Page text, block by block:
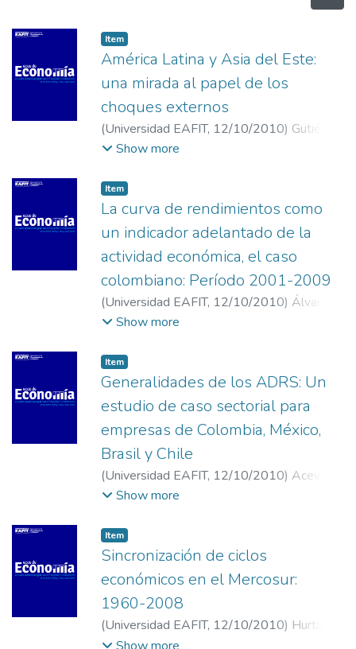
Item
América Latina y Asia del Este:
una mirada al papel de los
choques externos
(Universidad EAFIT, 12/10/2010) Gutiérrez
Bernal, Mariana
Show more
Item
La curva de rendimientos como
un indicador adelantado de la
actividad económica, el caso
colombiano: Período 2001-2009
(Universidad EAFIT, 12/10/2010) Álvarez
Castrillón, María Rosa
Universidad EAFIT
Show more
Item
Generalidades de los ADRS: Un
estudio de caso sectorial para
empresas de Colombia, México,
Brasil y Chile
(Universidad EAFIT, 12/10/2010) Acevedo,
Nicolás;Fleisman, Daniela
Universidad EAFIT
Show more
Item
Sincronización de ciclos
económicos en el Mercosur:
1960-2008
(Universidad EAFIT, 12/10/2010) Hurtado
Rendón, Álvaro Arturo
Show more